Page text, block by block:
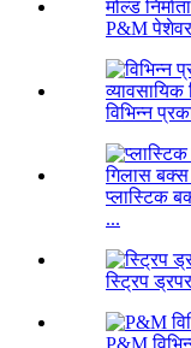
P&M पेशेवर
विभिन्न
प्लास्टिक
...
स्ट्रिप ड्रपर